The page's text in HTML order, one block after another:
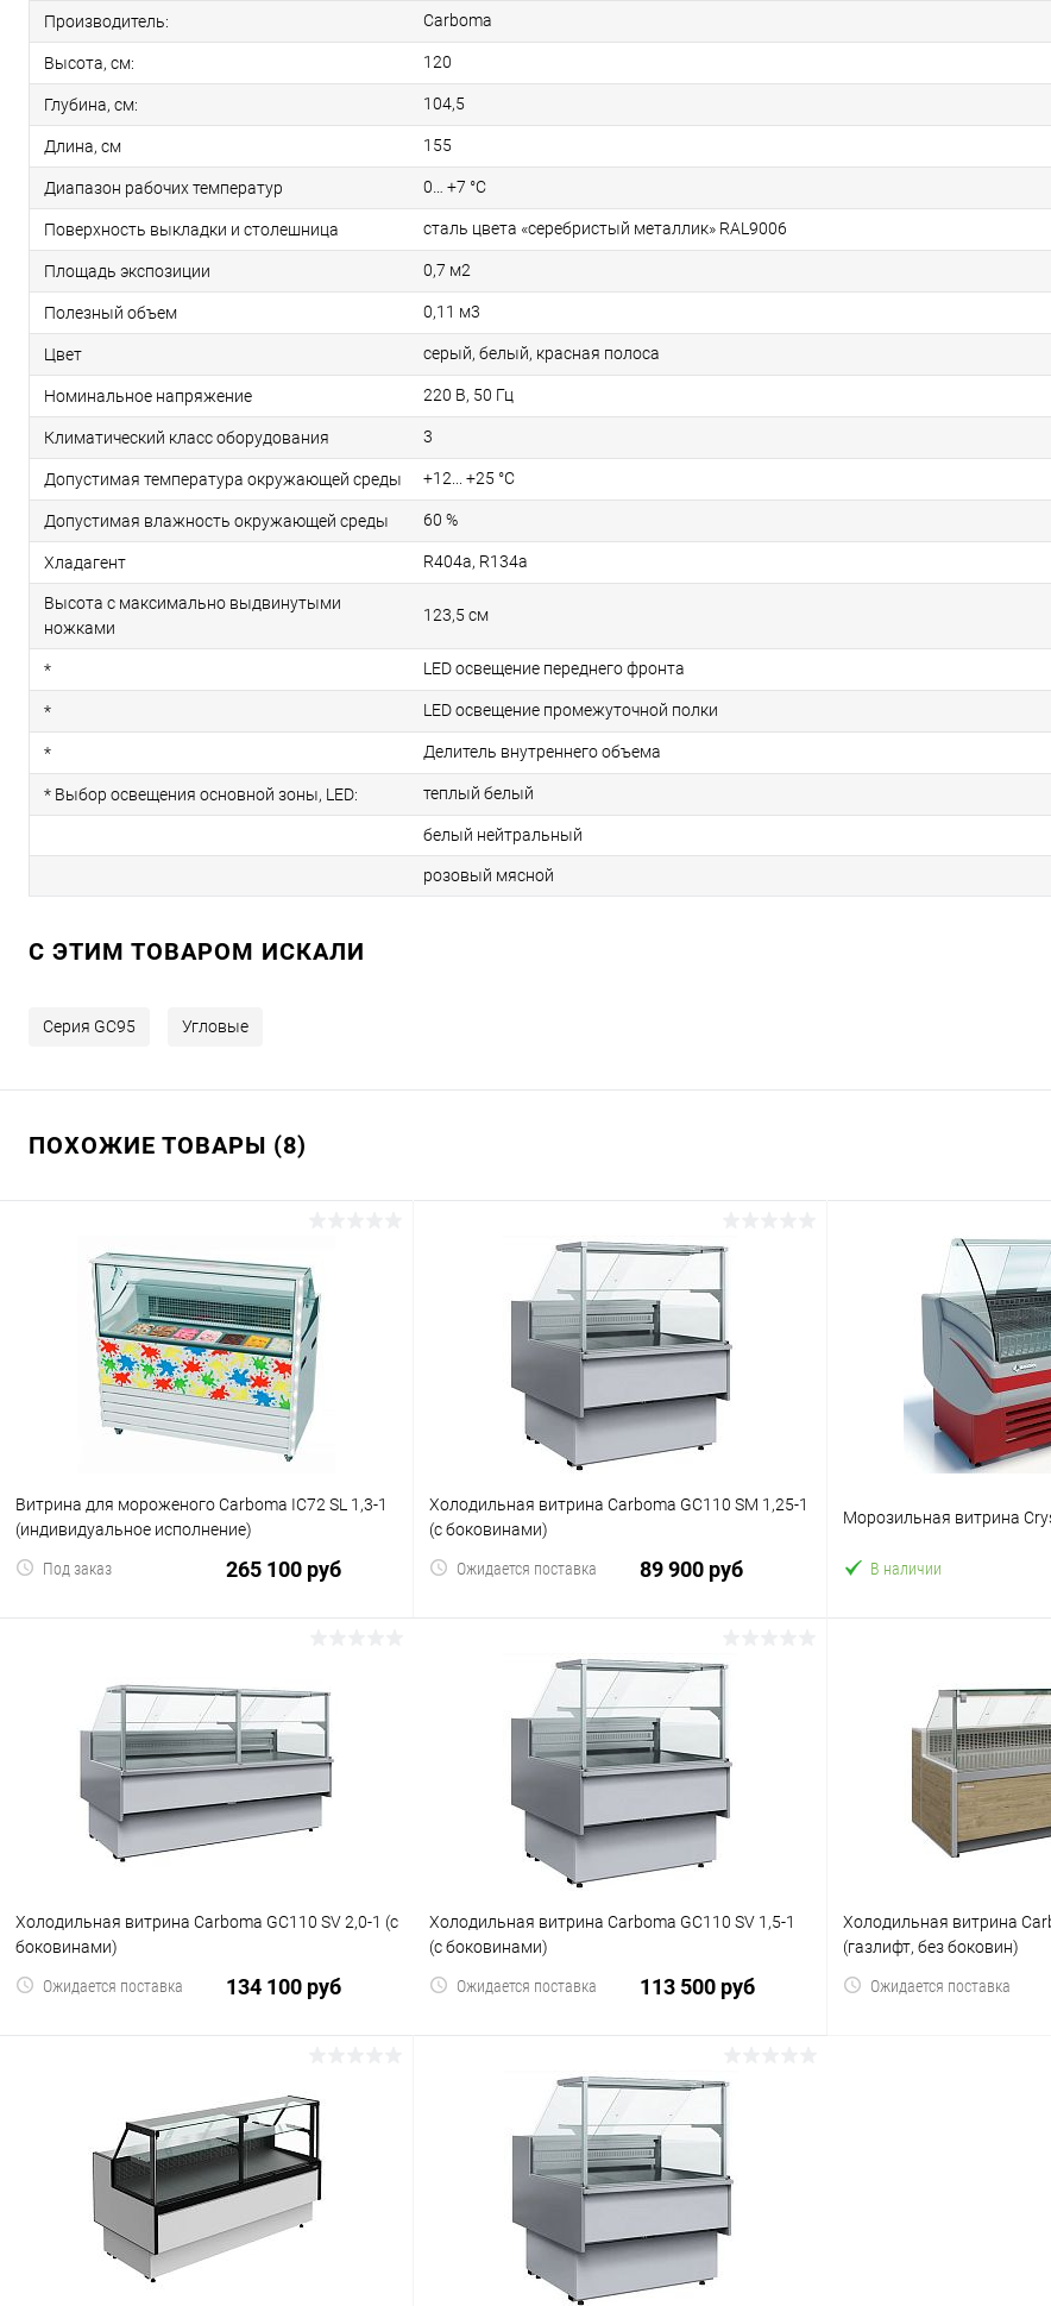
Производитель: Carboma
Высота, см: 120
Глубина, см: 104,5
Длина, см 155
Диапазон рабочих температур 0… +7 °С
Поверхность выкладки и столешница сталь цвета «серебристый металлик» RAL9006
Площадь экспозиции 0,7 м2
Полезный объем 0,11 м3
Цвет серый, белый, красная полоса
Номинальное напряжение 220 В, 50 Гц
Климатический класс оборудования 3
Допустимая температура окружающей среды +12... +25 °C
Допустимая влажность окружающей среды 60 %
Хладагент R404a, R134a
Высота с максимально выдвинутыми
ножками
123,5 см
* LED освещение переднего фронта
* LED освещение промежуточной полки
* Делитель внутреннего объема
* Выбор освещения основной зоны, LED: теплый белый
белый нейтральный
розовый мясной
C ЭТИМ ТОВАРОМ ИСКАЛИ
Серия GC95 Угловые
ПОХОЖИЕ ТОВАРЫ (8)
Витрина для мороженого Carboma IC72 SL 1,3-1
(индивидуальное исполнение)
Под заказ 265 100 руб
Купить в 1 клик Сравнение
В избранное
Холодильная витрина Carboma GC110 SM 1,25-1
(с боковинами)
Ожидается поставка 89 900 руб
В корзину
Купить в 1 клик Сравнение
Морозильная витрина
В наличии
Купить в 1 клик
В избранное
Холодильная витрина Carboma GC110 SV 2,0-1 (с
боковинами)
Ожидается поставка 134 100 руб
Купить в 1 клик Сравнение
В избранное
Холодильная витрина Carboma GC110 SV 1,5-1
(с боковинами)
Ожидается поставка 113 500 руб
В корзину
Купить в 1 клик Сравнение
Холодильная витрина
(газлифт, без боковин)
Ожидается поставка